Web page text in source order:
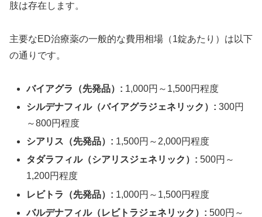
肢は存在します。
主要なED治療薬の一般的な費用相場（1錠あたり）は以下
の通りです。
バイアグラ（先発品）: 1,000円～1,500円程度
シルデナフィル（バイアグラジェネリック）: 300円
～800円程度
シアリス（先発品）: 1,500円～2,000円程度
タダラフィル（シアリスジェネリック）: 500円～
1,200円程度
レビトラ（先発品）: 1,000円～1,500円程度
バルデナフィル（レビトラジェネリック）: 500円～